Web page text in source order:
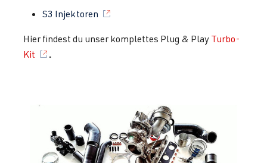
S3 Injektoren
Hier findest du unser komplettes Plug & Play Turbo-
Kit
.